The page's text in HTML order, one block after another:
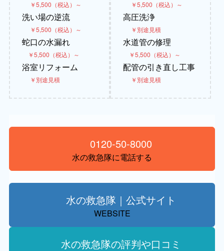
￥5,500（税込）～
洗い場の逆流
￥5,500（税込）～
蛇口の水漏れ
￥5,500（税込）～
浴室リフォーム
￥別途見積
￥5,500（税込）～
高圧洗浄
￥別途見積
水道管の修理
￥5,500（税込）～
配管の引き直し工事
￥別途見積
0120-50-8000
水の救急隊に電話する
水の救急隊｜公式サイト
WEBSITE
水の救急隊の評判や口コミ